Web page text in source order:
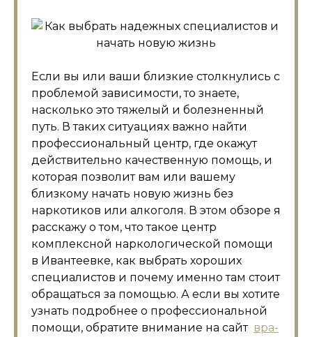
Если вы или ваши близкие столкнулись с
проблемой зависимости, то знаете,
насколько это тяжелый и болезненный
путь. В таких ситуациях важно найти
профессиональный центр, где окажут
действительно качественную помощь, и
которая позволит вам или вашему
близкому начать новую жизнь без
наркотиков или алкоголя. В этом обзоре я
расскажу о том, что такое центр
комплексной наркологической помощи
в Ивантеевке, как выбрать хороших
специалистов и почему именно там стоит
обращаться за помощью. А если вы хотите
узнать подробнее о профессиональной
помощи, обратите внимание на сайт вра-